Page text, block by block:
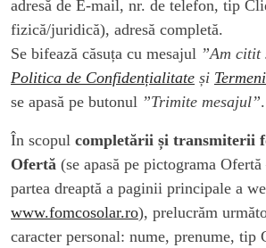
adresă de E-mail, nr. de telefon, tip
fizică/juridică), adresă completă.
Se bifează căsuța cu mesajul ”Am citit
Politica de Confidențialitate și
se apasă pe butonul ”Trimite mesajul”.
În scopul completării și transmiterii
Ofertă (se apasă pe pictograma
partea dreaptă a paginii principale a
www.fomcosolar.ro), prelucrăm
caracter personal: nume, prenume, tip